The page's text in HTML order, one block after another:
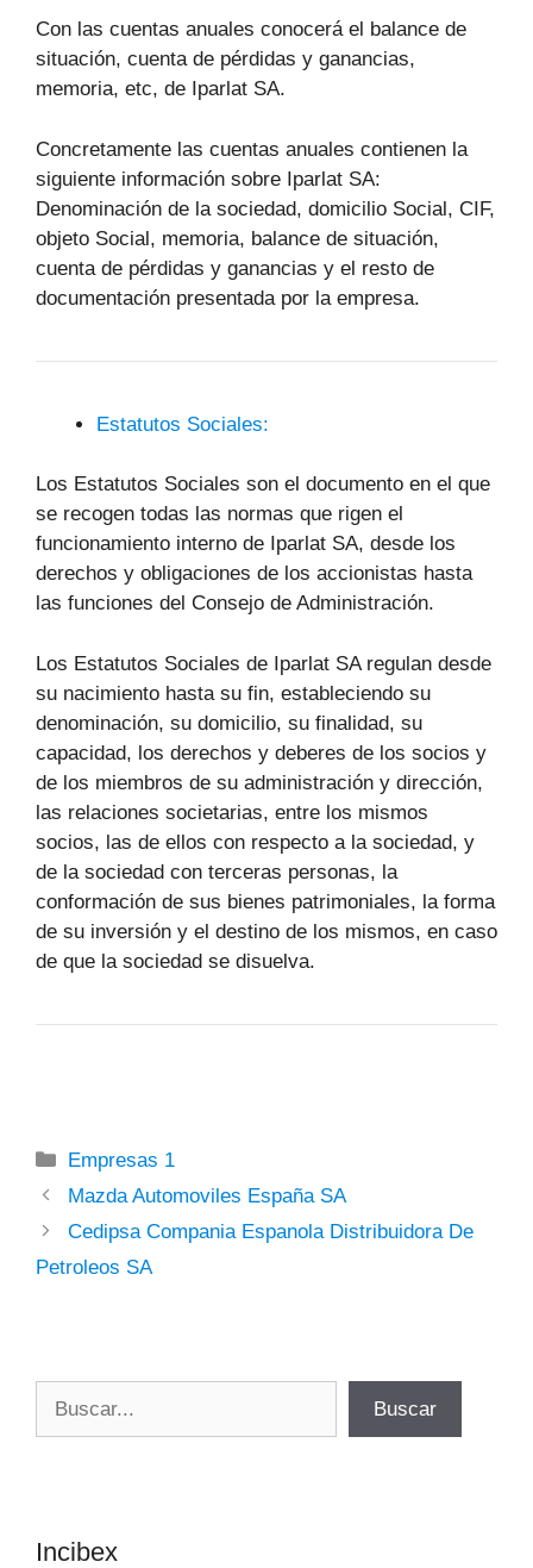
Con las cuentas anuales conocerá el balance de
situación, cuenta de pérdidas y ganancias,
memoria, etc, de Iparlat SA.
Concretamente las cuentas anuales contienen la
siguiente información sobre Iparlat SA:
Denominación de la sociedad, domicilio Social, CIF,
objeto Social, memoria, balance de situación,
cuenta de pérdidas y ganancias y el resto de
documentación presentada por la empresa.
Estatutos Sociales:
Los Estatutos Sociales son el documento en el que
se recogen todas las normas que rigen el
funcionamiento interno de Iparlat SA, desde los
derechos y obligaciones de los accionistas hasta
las funciones del Consejo de Administración.
Los Estatutos Sociales de Iparlat SA regulan desde
su nacimiento hasta su fin, estableciendo su
denominación, su domicilio, su finalidad, su
capacidad, los derechos y deberes de los socios y
de los miembros de su administración y dirección,
las relaciones societarias, entre los mismos
socios, las de ellos con respecto a la sociedad, y
de la sociedad con terceras personas, la
conformación de sus bienes patrimoniales, la forma
de su inversión y el destino de los mismos, en caso
de que la sociedad se disuelva.
Categorías
Empresas 1
Mazda Automoviles España SA
Cedipsa Compania Espanola Distribuidora De
Petroleos SA
Buscar
Incibex